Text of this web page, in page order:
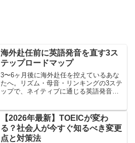
海外赴任前に英語発音を直す3ス
テップロードマップ
3〜6ヶ月後に海外赴任を控えているあな
たへ。リズム・母音・リンキングの3ステ
ップで、ネイティブに通じる英語発音を
【2026年最新】TOEICが変わ
る？社会人が今すぐ知るべき変更
点と対策法